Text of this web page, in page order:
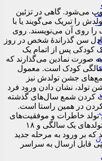
تم تولد LOL –
می‌شود. گاهی در تزئین
را تبریک می‌گویند یا با
را روی آن می‌نویسند. روی
سن گذراندهٔ شخص در روز
کودکی پس از اتمام یک
صورت نمادین می‌گذارند که
کودک است. معمول
جشن تولدش نیز
تولد، نشان دادن ورود فرد
کردن شمع سال‌های گذشته
در همین راستا است.
تولد خاطرات و موفقیت‌های
سال گذشته یادآوری می‌شود. جشن تولدهای یک سالگی و ۱۸
بر ورود به مرحله جدید
قابل ارسال به سراسر